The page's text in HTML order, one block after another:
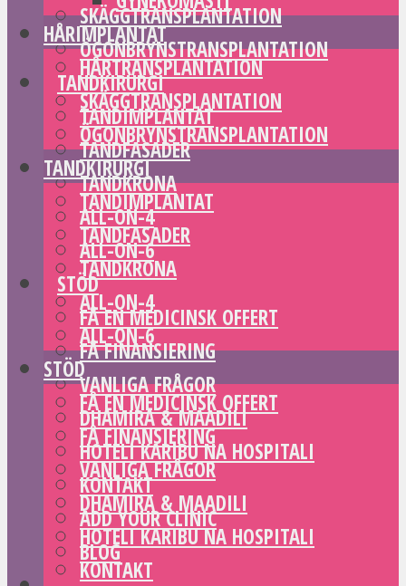
SKÄGGTRANSPLANTATION
ÖGONBRYNSTRANSPLANTATION
TANDKIRURGI
TANDIMPLANTAT
TANDFASADER
TANDKRONA
ALL-ON-4
ALL-ON-6
STÖD
FÅ EN MEDICINSK OFFERT
FÅ FINANSIERING
VANLIGA FRÅGOR
DHAMIRA & MAADILI
HOTELI KARIBU NA HOSPITALI
KONTAKT
ADD YOUR CLINIC
BLOG
HÅRIMPLANTAT
HÅRTRANSPLANTATION
SKÄGGTRANSPLANTATION
ÖGONBRYNSTRANSPLANTATION
TANDKIRURGI
TANDIMPLANTAT
TANDFASADER
TANDKRONA
ALL-ON-4
ALL-ON-6
STÖD
FÅ EN MEDICINSK OFFERT
FÅ FINANSIERING
VANLIGA FRÅGOR
DHAMIRA & MAADILI
HOTELI KARIBU NA HOSPITALI
KONTAKT